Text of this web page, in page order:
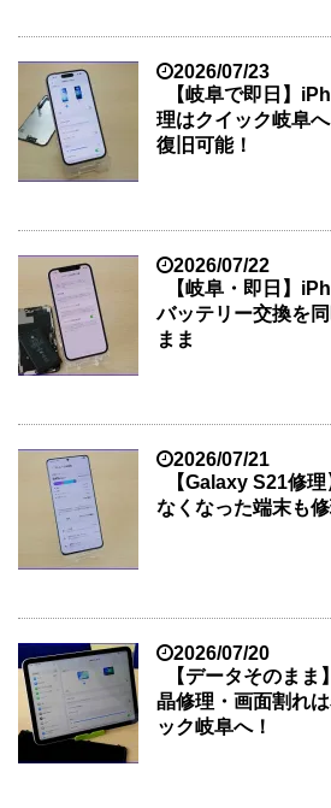
2026/07/23
【岐阜で即日】
理はクイック岐阜
復旧可能！
2026/07/22
【岐阜・即日】
バッテリー交換を
まま
2026/07/21
【Galaxy S21修
なくなった端末も
2026/07/20
【データそのま
晶修理・画面割れ
ック岐阜へ！